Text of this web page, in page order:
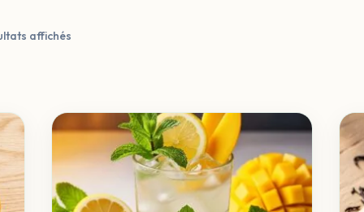
affichés
Ce
produit
a
plusieurs
variations.
Ce
a